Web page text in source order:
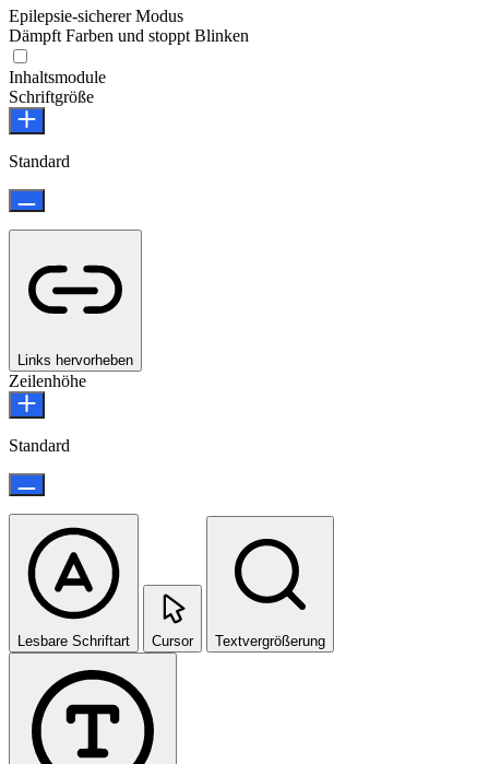
Epilepsie-sicherer Modus
Dämpft Farben und stoppt Blinken
Inhaltsmodule
Schriftgröße
Standard
Links hervorheben
Zeilenhöhe
Standard
Lesbare Schriftart Cursor Textvergrößerung